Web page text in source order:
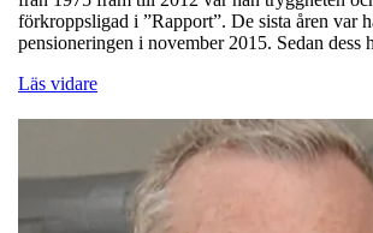
förkroppsligad i ”Rapport”. De sista åren var
pensioneringen i november 2015. Sedan dess
Läs vidare